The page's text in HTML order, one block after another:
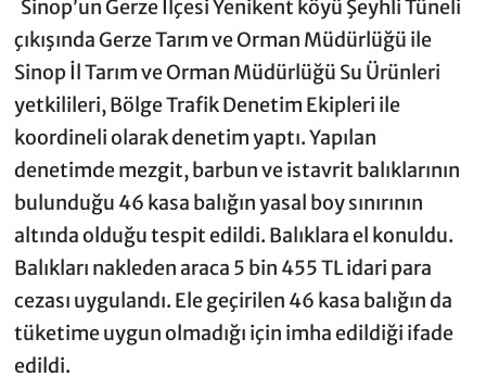
Sinop’un Gerze İlçesi Yenikent köyü Şeyhli Tüneli
çıkışında Gerze Tarım ve Orman Müdürlüğü ile
Sinop İl Tarım ve Orman Müdürlüğü Su Ürünleri
yetkilileri, Bölge Trafik Denetim Ekipleri ile
koordineli olarak denetim yaptı. Yapılan
denetimde mezgit, barbun ve istavrit balıklarının
bulunduğu 46 kasa balığın yasal boy sınırının
altında olduğu tespit edildi. Balıklara el konuldu.
Balıkları nakleden araca 5 bin 455 TL idari para
cezası uygulandı. Ele geçirilen 46 kasa balığın da
tüketime uygun olmadığı için imha edildiği ifade
edildi.